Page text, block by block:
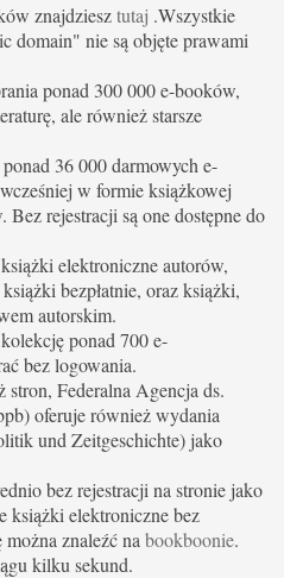
znajdziesztutaj .Wszystkie
domain" nie są objęte prawami
ponad 300 000 e-booków,
ale również starsze
36 000 darmowych e-
w formie książkowej
rejestracji są one dostępne do
elektroniczne autorów,
bezpłatnie, oraz książki,
autorskim.
ponad 700 e-
bez logowania.
Federalna Agencja ds.
oferuje również wydania
und Zeitgeschichte) jako
bez rejestracji na stronie jako
elektroniczne bez
znaleźć na bookboonie.
kilku sekund.